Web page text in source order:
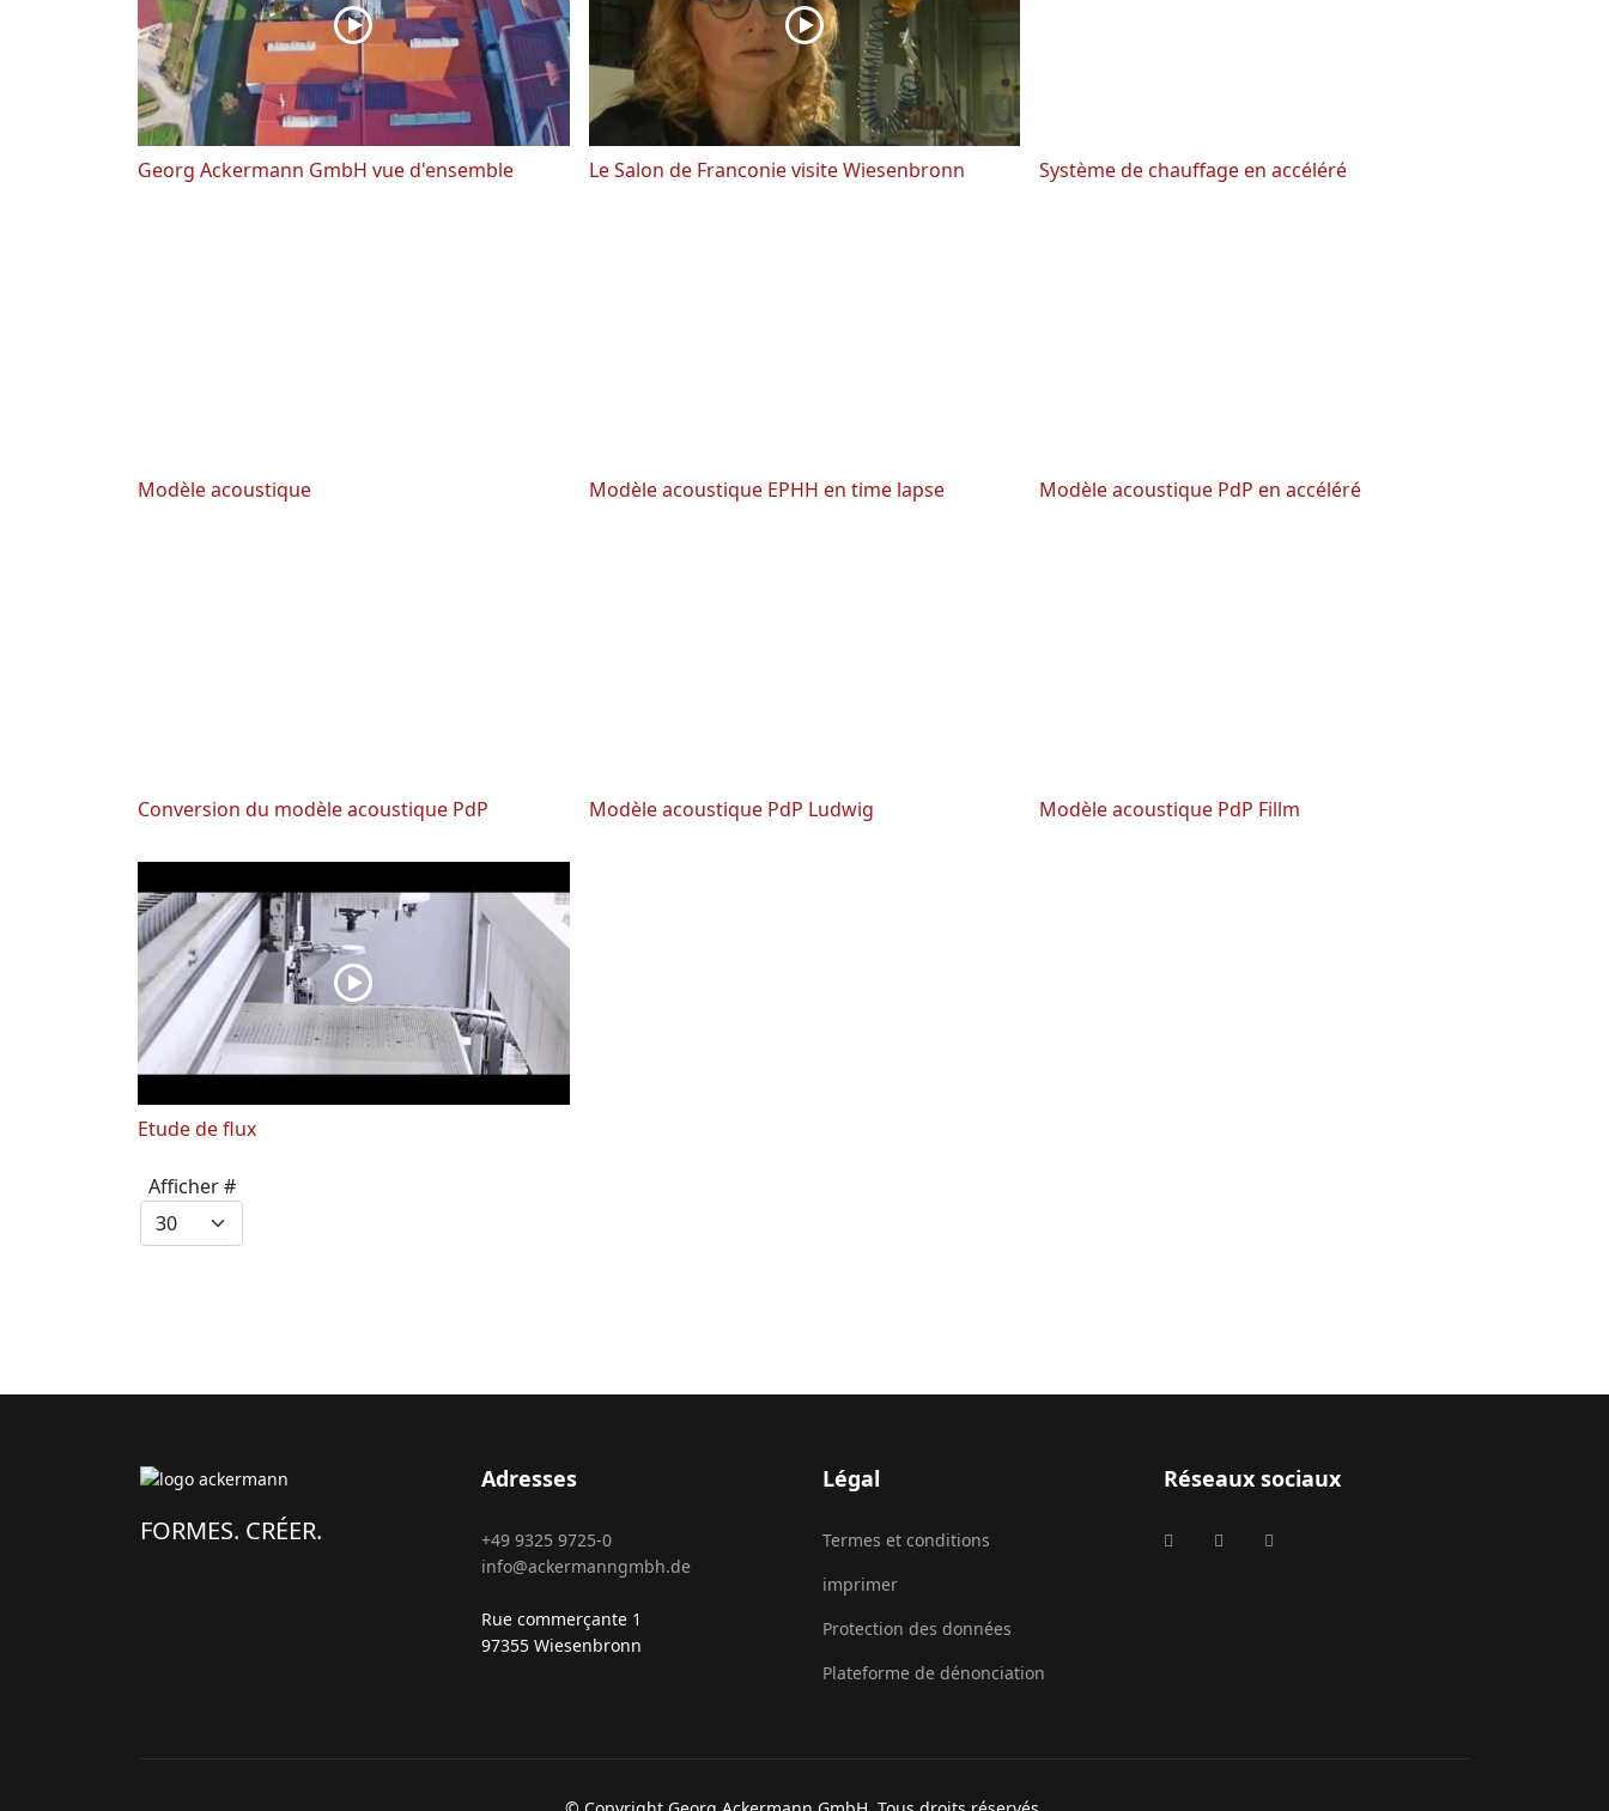
Georg Ackermann GmbH vue d'ensemble Le Salon de Franconie visite Wiesenbronn Système de chauffage en accéléré
Modèle acoustique Modèle acoustique EPHH en time lapse Modèle acoustique PdP en accéléré
Conversion du modèle acoustique PdP Modèle acoustique PdP Ludwig Modèle acoustique PdP Fillm
Etude de flux
Afficher #
FORMES. CRÉER.
Adresses
+49 9325 9725-0
info@ackermanngmbh.de
Rue commerçante 1
97355 Wiesenbronn
Légal
Termes et conditions
imprimer
Protection des données
Plateforme de dénonciation
Réseaux sociaux